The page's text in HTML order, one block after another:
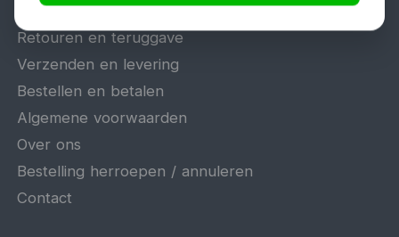
Vacatures
Retouren en teruggave
Verzenden en levering
Bestellen en betalen
Algemene voorwaarden
Over ons
Bestelling herroepen / annuleren
Contact